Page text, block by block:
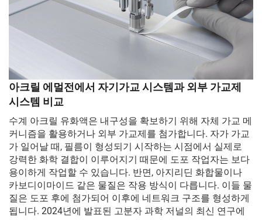
아크릴 에멀전에서 자기가교 시스템과 외부 가교제
시스템 비교
수계 아크릴 유화액은 내구성을 확보하기 위해 자체 가교 메
커니즘을 활용하거나 외부 가교제를 첨가합니다. 자가 가교
가 일어날 때, 필름이 형성되기 시작하는 시점에서 실제로
강력한 화학 결합이 이루어지기 때문에 도포 작업자는 보다
용이하게 작업할 수 있습니다. 반면, 아지리딘 화합물이나
카보디이마이드 같은 물질은 작용 방식이 다릅니다. 이들 물
질은 도포 후에 첨가되어 이후에 네트워크 구조를 형성하게
됩니다. 2024년에 발표된 고분자 과학 저널의 최신 연구에